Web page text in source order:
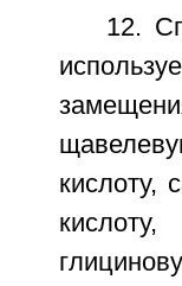
12.
кислоту,